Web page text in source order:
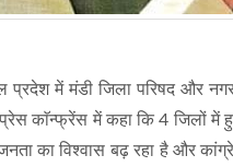
में मंडी जिला परिषद और
काॅन्फ्रेंस में कहा कि 4 जिलों में
जनता का विश्वास बढ़ रहा है और